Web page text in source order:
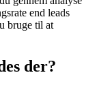
end leads
bruge til at
der?